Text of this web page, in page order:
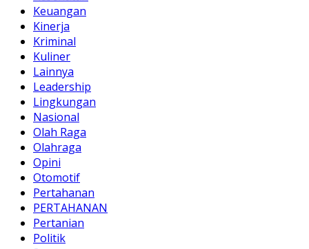
Keuangan
Kinerja
Kriminal
Kuliner
Lainnya
Leadership
Lingkungan
Nasional
Olah Raga
Olahraga
Opini
Otomotif
Pertahanan
PERTAHANAN
Pertanian
Politik